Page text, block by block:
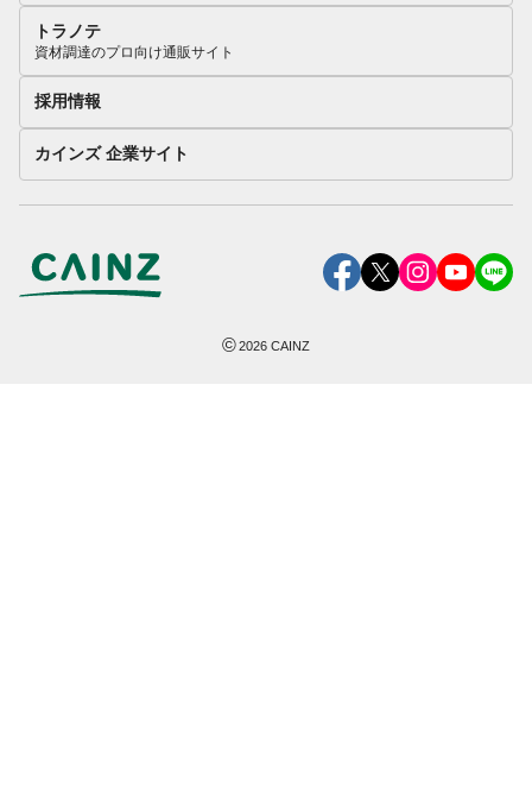
トラノテ
資材調達のプロ向け通販サイト
採用情報
カインズ 企業サイト
©2026 CAINZ